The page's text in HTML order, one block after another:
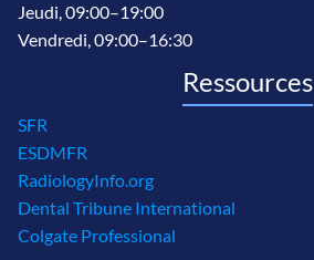
Jeudi, 09:00–19:00
Vendredi, 09:00–16:30
Ressources
SFR
ESDMFR
RadiologyInfo.org
Dental Tribune International
Colgate Professional